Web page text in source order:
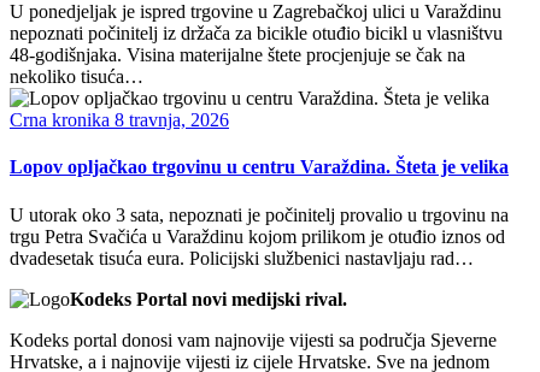
U ponedjeljak je ispred trgovine u Zagrebačkoj ulici u Varaždinu
nepoznati počinitelj iz držača za bicikle otuđio bicikl u vlasništvu
48-godišnjaka. Visina materijalne štete procjenjuje se čak na
nekoliko tisuća…
Crna kronika 8 travnja, 2026
Lopov opljačkao trgovinu u centru Varaždina. Šteta je velika
U utorak oko 3 sata, nepoznati je počinitelj provalio u trgovinu na
trgu Petra Svačića u Varaždinu kojom prilikom je otuđio iznos od
dvadesetak tisuća eura. Policijski službenici nastavljaju rad…
Kodeks Portal novi medijski rival.
Kodeks portal donosi vam najnovije vijesti sa područja Sjeverne
Hrvatske, a i najnovije vijesti iz cijele Hrvatske. Sve na jednom